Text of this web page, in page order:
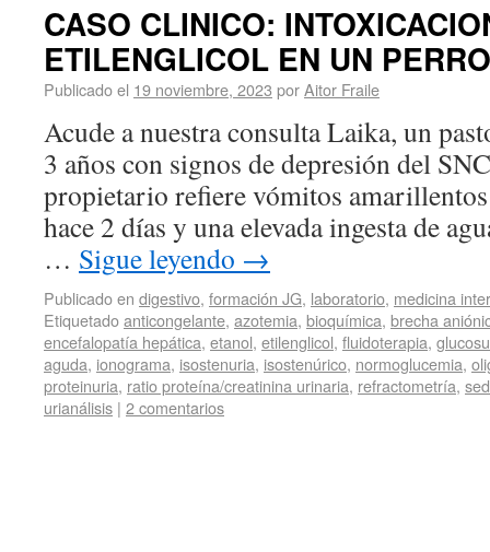
CASO CLINICO:
ETILENGLICOL EN UN PERRO
Publicado el 19 noviembre, 2023 porAitor Fraile
Acude a nuestra consulta Laika, un
3 años con signos de depresión del
propietario refiere vómitos amarillentos
hace 2 días y una elevada ingesta de
… Sigue leyendo →
Publicado en digestivo, formación JG, laboratorio, medicina
Etiquetadoanticongelante, azotemia, bioquímica, brecha
encefalopatía hepática, etanol, etilenglicol, fluidoterapia,
aguda, ionograma, isostenuria, isostenúrico, normoglucemia,
proteinuria, ratio proteína/creatinina urinaria, refractometría,
urianálisis | 2 comentarios